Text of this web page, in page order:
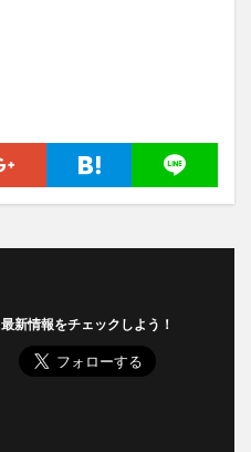
最新情報をチェックしよう！